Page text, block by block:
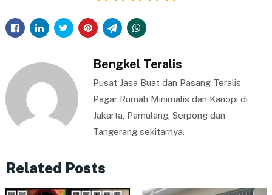
Bengkel Teralis
Pusat Jasa Buat dan Pasang Teralis
Pagar Rumah Minimalis dan Kanopi di
Jakarta, Pamulang, Serpong dan
Tangerang sekitarnya.
Related Posts